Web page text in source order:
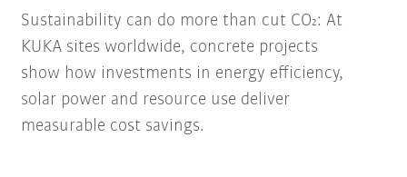
Sustainability can do more than cut CO₂: At
KUKA sites worldwide, concrete projects
show how investments in energy efficiency,
solar power and resource use deliver
measurable cost savings.